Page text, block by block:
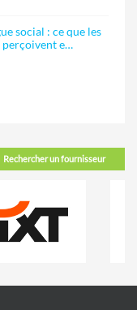
social : ce que les
perçoivent e…
Rechercher un fournisseur